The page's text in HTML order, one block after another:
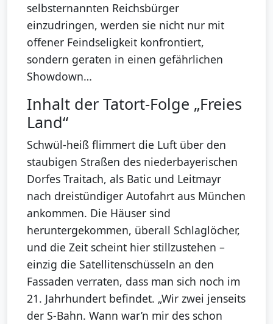
selbsternannten Reichsbürger
einzudringen, werden sie nicht nur mit
offener Feindseligkeit konfrontiert,
sondern geraten in einen gefährlichen
Showdown…
Inhalt der Tatort-Folge „Freies
Land“
Schwül-heiß flimmert die Luft über den
staubigen Straßen des niederbayerischen
Dorfes Traitach, als Batic und Leitmayr
nach dreistündiger Autofahrt aus München
ankommen. Die Häuser sind
heruntergekommen, überall Schlaglöcher,
und die Zeit scheint hier stillzustehen –
einzig die Satellitenschüsseln an den
Fassaden verraten, dass man sich noch im
21. Jahrhundert befindet. „Wir zwei jenseits
der S-Bahn. Wann war’n mir des schon